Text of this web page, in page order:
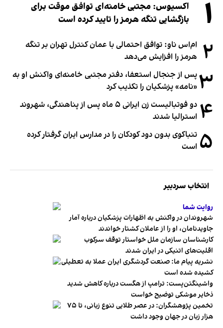
۱
اکسیوس: مجتبی خامنه‌ای توافق موقت برای
بازگشایی تنگه هرمز را تایید کرده است
۲ ام‌اس ناو: توافق احتمالی با عمان کنترل تهران بر تنگه
هرمز را افزایش می‌دهد
۳پس از جنجال استعفا، دفتر مجتبی خامنه‌ای واکنش او به
«نامه» پزشکیان را تکذیب کرد
۴
دو فوتبالیست زن ایرانی ۵ ماه پس از پناهندگی، شهروند
استرالیا شدند
۵ تنباکوی بدون دود کودکان را در مدارس ایران گرفتار کرده
است
انتخاب سردبیر
روایت شما
شهروندان در واکنش به اظهارات پزشکیان درباره آمار
جاویدنامان، او را از عاملان کشتار خواندند
کارشناسان سازمان ملل خواستار توقف سرکوب
اقلیت‌های اتنیکی در ایران شدند
نشریه پیام ما: صنعت گردشگری ایران عملا به تعطیلی
کشیده شده است
واشینگتن‌پست: ترامپ از هگست درباره کاهش شدید
ذخایر موشکی توضیح خواست
تخمین پژوهشگران: در عصر طلایی تنوع زبانی، تا ۷۵
هزار زبان در جهان وجود داشت